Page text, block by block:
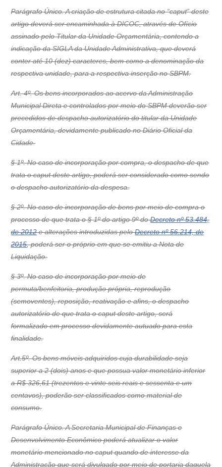
Parágrafo Único. A criação de estrutura citada no “caput” deste
artigo deverá ser encaminhada à DICOC, através de Ofício
assinado pelo Titular da Unidade Orçamentária, contendo a
indicação da SIGLA da Unidade Administrativa, que deverá
conter até 10 (dez) caracteres, bem como a denominação da
respectiva unidade, para a respectiva inserção no SBPM.
Art. 4º. Os bens incorporados ao acervo da Administração
Municipal Direta e controlados por meio do SBPM deverão ser
precedidos de despacho autorizatório do titular da Unidade
Orçamentária, devidamente publicado no Diário Oficial da
Cidade.
§ 1º. No caso de incorporação por compra, o despacho de que
trata o caput deste artigo, poderá ser considerado como sendo
o despacho autorizatório da despesa.
§ 2º. No caso de incorporação de bens por meio de compra o
processo de que trata o § 1º do artigo 9º doDecreto nº 53.484,
de 2012e alterações introduzidas peloDecreto nº 56.214, de
2015, poderá ser o próprio em que se emitiu a Nota de
Liquidação.
§ 3º. No caso de incorporação por meio de
permuta/benfeitoria, produção própria, reprodução
(semoventes), reposição, reativação e afins, o despacho
autorizatório de que trata o caput deste artigo, será
formalizado em processo devidamente autuado para esta
finalidade.
Art.5º. Os bens móveis adquiridos cuja durabilidade seja
superior a 2 (dois) anos e que possua valor monetário inferior
a R$ 326,61 (trezentos e vinte seis reais e sessenta e um
centavos), poderão ser classificados como material de
consumo.
Parágrafo Único. A Secretaria Municipal de Finanças e
Desenvolvimento Econômico poderá atualizar o valor
monetário mencionado no caput quando de interesse da
Administração que será divulgado por meio de portaria daquela